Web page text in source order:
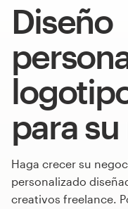
Diseño
para
Haga crecer su
personalizado
creativos freelance.